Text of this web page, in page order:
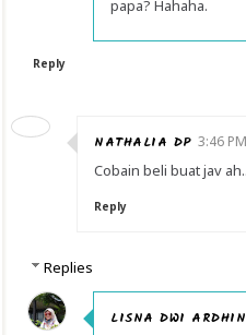
papa? Hahaha.
Reply
NATHALIA DP 3:46 PM
Cobain beli buat jav
Reply
Replies
LISNA DWI